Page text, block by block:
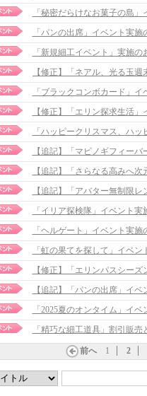
「秘密だらけなお菓子の島
「パンの出席」イベント実施
「新規細工イベント」実施の
「ブラックコンボカード」
【修正】「エリン探求生活
「ハッピークリスマス、ハ
【追記】「マビノギフィー
【追記】「さらなる高みへ
【追記】「アバター無制限
「イリア探検隊」イベント実
「ヘルゲート」イベント実施
「虹の果てを探して」イベ
【修正】「エリンパスシー
【追記】「パンの出席」イ
「2025夏のオンタイム」イ
「精巧な細工道具」割引販
前へ 1 2